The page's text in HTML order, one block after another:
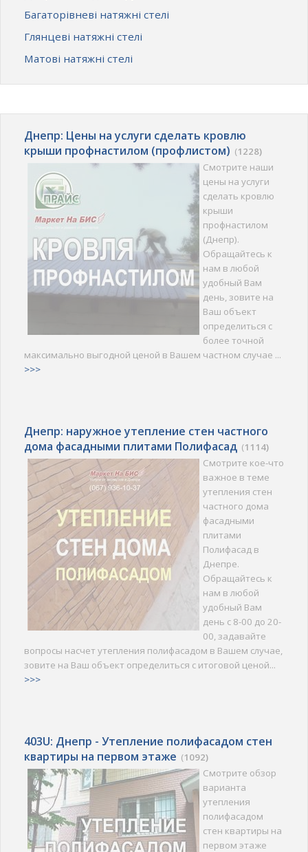
Багаторівневі натяжні стелі
Глянцеві натяжні стелі
Матові натяжні стелі
Днепр: Цены на услуги сделать кровлю
крыши профнастилом (профлистом) (1228)
Смотрите наши
цены на услуги
сделать кровлю
крыши
профнастилом
(Днепр).
Обращайтесь к
нам в любой
удобный Вам
день, зовите на
Ваш объект
определиться с
более точной
максимально выгодной ценой в Вашем частном случае ...
>>>
Днепр: наружное утепление стен частного
дома фасадными плитами Полифасад (1114)
Смотрите кое-что
важное в теме
утепления стен
частного дома
фасадными
плитами
Полифасад в
Днепре.
Обращайтесь к
нам в любой
удобный Вам
день с 8-00 до 20-
00, задавайте
вопросы насчет утепления полифасадом в Вашем случае,
зовите на Ваш объект определиться с итоговой ценой...
>>>
403U: Днепр - Утепление полифасадом стен
квартиры на первом этаже (1092)
Смотрите обзор
варианта
утепления
полифасадом
стен квартиры на
первом этаже